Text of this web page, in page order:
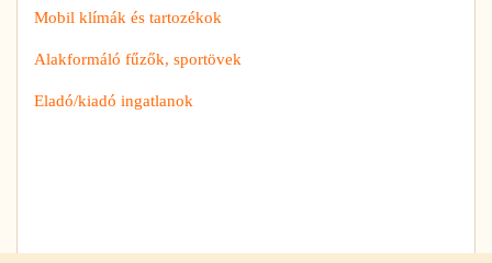
Mobil klímák és tartozékok
Alakformáló fűzők, sportövek
Eladó/kiadó ingatlanok